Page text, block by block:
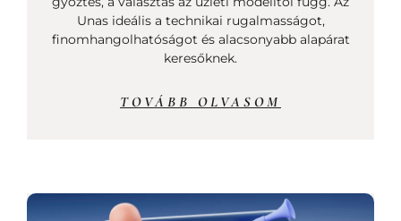
Unas ideális a technikai rugalmasságot,
finomhangolhatóságot és alacsonyabb alapárat
keresőknek.
TOVÁBB OLVASOM